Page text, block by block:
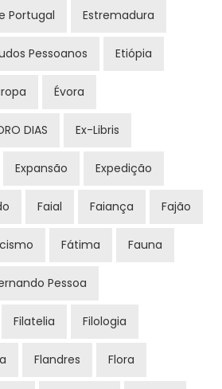
Portugal Estremadura
Pessoanos Etiópia
Évora
DIAS Ex-Libris
Expansão Expedição
Faial Faiança Fajão
Fátima Fauna
Pessoa
Filatelia Filologia
Flandres Flora